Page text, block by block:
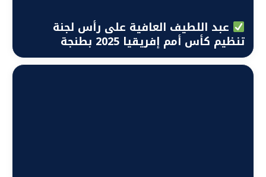
عبد اللطيف العافية على رأس لجنة
تنظيم كأس أمم إفريقيا 2025 بطنجة